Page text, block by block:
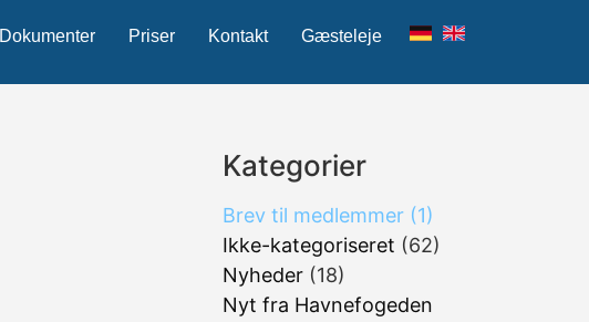
Dokumenter Priser Kontakt Gæsteleje
Kategorier
Brev til medlemmer(1)
Ikke-kategoriseret (62)
Nyheder(18)
Nyt fra Havnefogeden